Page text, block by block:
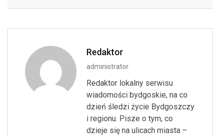
Redaktor
administrator
Redaktor lokalny serwisu
wiadomości bydgoskie, na co
dzień śledzi życie Bydgoszczy
i regionu. Pisze o tym, co
dzieje się na ulicach miasta –